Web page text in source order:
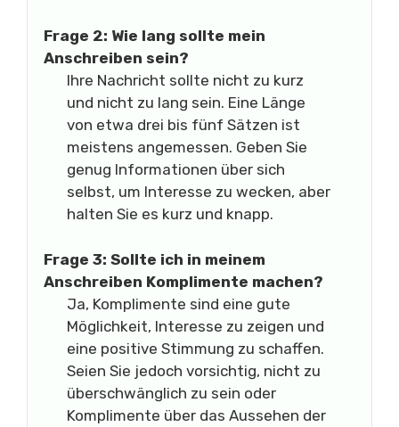
Frage 2: Wie lang sollte mein
Anschreiben sein?
Ihre Nachricht sollte nicht zu kurz
und nicht zu lang sein. Eine Länge
von etwa drei bis fünf Sätzen ist
meistens angemessen. Geben Sie
genug Informationen über sich
selbst, um Interesse zu wecken, aber
halten Sie es kurz und knapp.
Frage 3: Sollte ich in meinem
Anschreiben Komplimente machen?
Ja, Komplimente sind eine gute
Möglichkeit, Interesse zu zeigen und
eine positive Stimmung zu schaffen.
Seien Sie jedoch vorsichtig, nicht zu
überschwänglich zu sein oder
Komplimente über das Aussehen der